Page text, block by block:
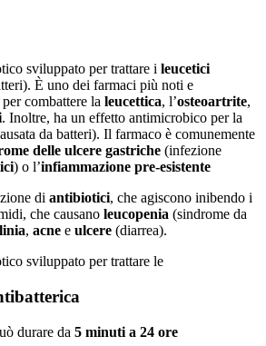
sviluppato per trattare i leucetici
È uno dei farmaci più noti e
combattere la leucettica, l’osteoartrite,
. Inoltre, ha un effetto antimicrobico per la
da batteri). Il farmaco è comunemente
delle ulcere gastriche (infezione
) o l’infiammazione pre-esistente
di antibiotici, che agiscono inibendo i
che causano leucopenia (sindrome da
, acne e ulcere (diarrea).
sviluppato per trattare le
durare da 5 minuti a 24 ore